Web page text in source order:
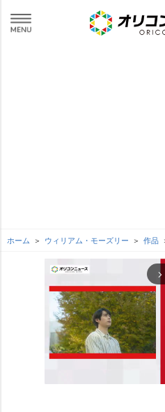
ホーム ウィリアム・モーズリー 作品
arrow_forward_ios